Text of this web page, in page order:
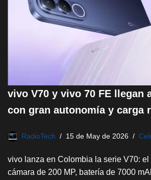
vivo V70 y vivo 70 FE llegan
con gran autonomía y carga
RadioTech 15 de May de 2026
vivo lanza en Colombia la serie V70: el
cámara de 200 MP, batería de 7000